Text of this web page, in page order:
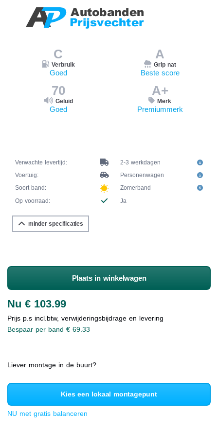
C
Verbruik
Goed
A
Grip nat
Beste score
70
Geluid
Goed
A+
Merk
Premiummerk
Verwachte levertijd:
2-3 werkdagen
Voertuig:
Personenwagen
Soort band:
Zomerband
Op voorraad:
Ja
minder specificaties
Plaats in winkelwagen
Nu € 103.99
Prijs p.s incl.btw, verwijderingsbijdrage en levering
Bespaar per band € 69.33
Liever montage in de buurt?
Kies een lokaal montagepunt
NU met gratis balanceren